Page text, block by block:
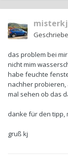
misterkj
das problem bei
nicht mim
habe feuchte
nachher
mal sehen ob das
danke für den tipp,
gruß kj